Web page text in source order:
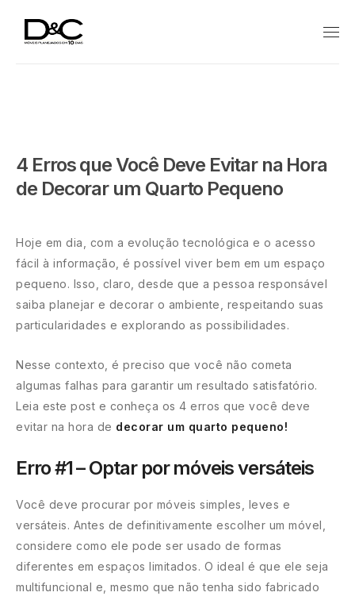
4 Erros que Você Deve Evitar na Hora
de Decorar um Quarto Pequeno
Hoje em dia, com a evolução tecnológica e o acesso
fácil à informação, é possível viver bem em um espaço
pequeno. Isso, claro, desde que a pessoa responsável
saiba planejar e decorar o ambiente, respeitando suas
particularidades e explorando as possibilidades.
Nesse contexto, é preciso que você não cometa
algumas falhas para garantir um resultado satisfatório.
Leia este post e conheça os 4 erros que você deve
evitar na hora de decorar um quarto pequeno!
Erro #1 – Optar por móveis versáteis
Você deve procurar por móveis simples, leves e
versáteis. Antes de definitivamente escolher um móvel,
considere como ele pode ser usado de formas
diferentes em espaços limitados. O ideal é que ele seja
multifuncional e, mesmo que não tenha sido fabricado